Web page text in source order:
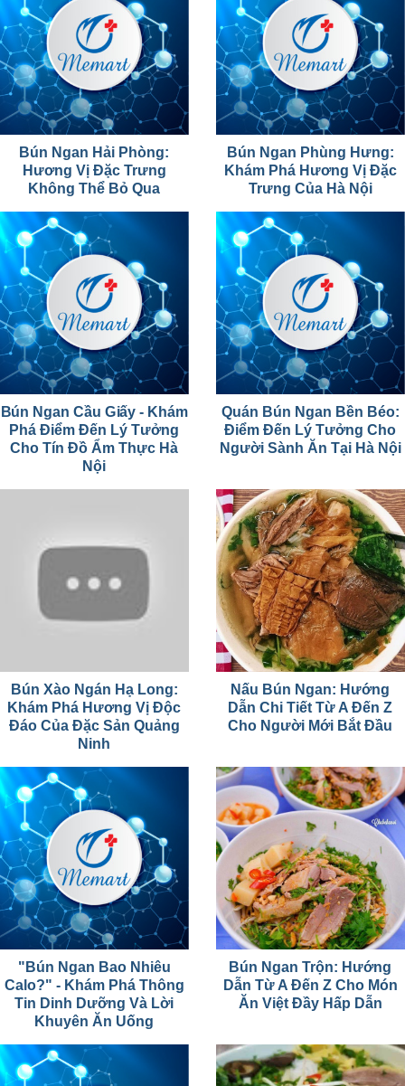
Bún Ngan Hải Phòng:
Hương Vị Đặc Trưng
Không Thể Bỏ Qua
Bún Ngan Phùng Hưng:
Khám Phá Hương Vị Đặc
Trưng Của Hà Nội
Bún Ngan Cầu Giấy - Khám
Phá Điểm Đến Lý Tưởng
Cho Tín Đồ Ẩm Thực Hà
Nội
Quán Bún Ngan Bền Béo:
Điểm Đến Lý Tưởng Cho
Người Sành Ăn Tại Hà Nội
Bún Xào Ngán Hạ Long:
Khám Phá Hương Vị Độc
Đáo Của Đặc Sản Quảng
Ninh
Nấu Bún Ngan: Hướng
Dẫn Chi Tiết Từ A Đến Z
Cho Người Mới Bắt Đầu
"Bún Ngan Bao Nhiêu
Calo?" - Khám Phá Thông
Tin Dinh Dưỡng Và Lời
Khuyên Ăn Uống
Bún Ngan Trộn: Hướng
Dẫn Từ A Đến Z Cho Món
Ăn Việt Đầy Hấp Dẫn